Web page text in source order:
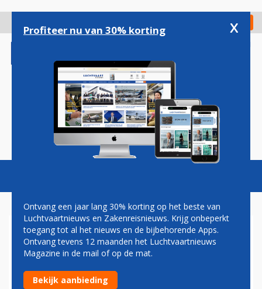
gaan
Check in
Magazine Podcasts Vacatures
NEDERLANDSE
MAATSCHAPPIJEN LOPEN
NIET WARM VOOR 'SHARM'
Profiteer nu van 30% korting x
Ontvang een jaar lang 30% korting op het beste van
Luchtvaartnieuws en Zakenreisnieuws. Krijg onbeperkt
toegang tot al het nieuws en de bijbehorende Apps.
Ontvang tevens 12 maanden het Luchtvaartnieuws
Magazine in de mail of op de mat.
Bekijk aanbieding